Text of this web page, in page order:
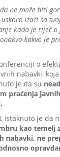
ne može biti
izaći sa
kada je riječ o
kakvo je
o
nabavki,
je da su
praćenja
istaknuto je da
kao temelj
nabavki, ne